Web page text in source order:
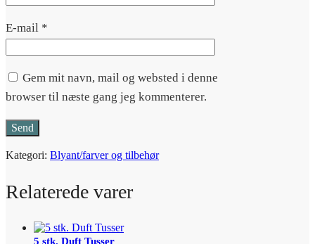
E-mail *
Gem mit navn, mail og websted i denne
browser til næste gang jeg kommenterer.
Kategori: Blyant/farver og tilbehør
Relaterede varer
5 stk. Duft Tusser